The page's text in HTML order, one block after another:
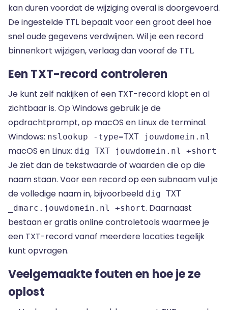
kan duren voordat de wijziging overal is doorgevoerd.
De ingestelde TTL bepaalt voor een groot deel hoe
snel oude gegevens verdwijnen. Wil je een record
binnenkort wijzigen, verlaag dan vooraf de TTL.
Een TXT-record controleren
Je kunt zelf nakijken of een TXT-record klopt en al
zichtbaar is. Op Windows gebruik je de
opdrachtprompt, op macOS en Linux de terminal.
Windows: nslookup -type=TXT jouwdomein.nl
macOS en Linux: dig TXT jouwdomein.nl +short
Je ziet dan de tekstwaarde of waarden die op die
naam staan. Voor een record op een subnaam vul je
de volledige naam in, bijvoorbeeld dig TXT
_dmarc.jouwdomein.nl +short. Daarnaast
bestaan er gratis online controletools waarmee je
een TXT-record vanaf meerdere locaties tegelijk
kunt opvragen.
Veelgemaakte fouten en hoe je ze
oplost